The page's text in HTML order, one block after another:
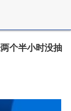
个半小时没抽